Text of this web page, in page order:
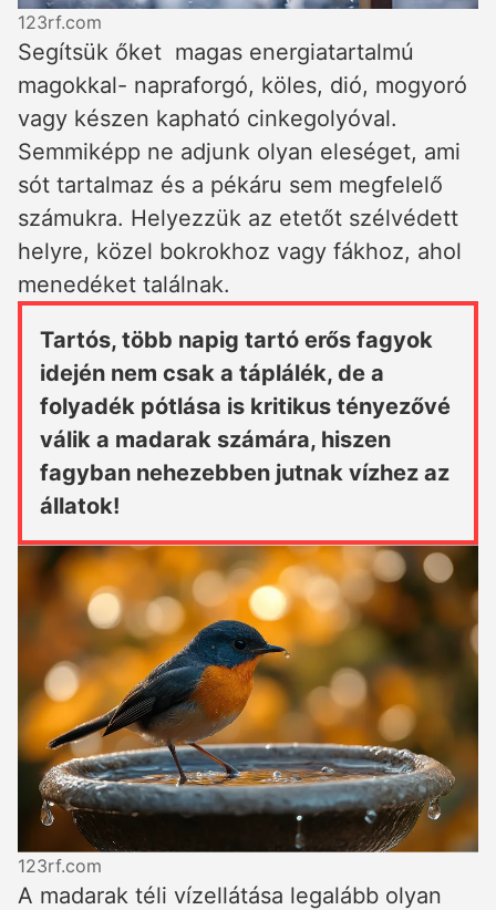
123rf.com
Segítsük őket magas energiatartalmú
magokkal- napraforgó, köles, dió, mogyoró
vagy készen kapható cinkegolyóval.
Semmiképp ne adjunk olyan eleséget, ami
sót tartalmaz és a pékáru sem megfelelő
számukra. Helyezzük az etetőt szélvédett
helyre, közel bokrokhoz vagy fákhoz, ahol
menedéket találnak.
Tartós, több napig tartó erős fagyok
idején nem csak a táplálék, de a
folyadék pótlása is kritikus tényezővé
válik a madarak számára, hiszen
fagyban nehezebben jutnak vízhez az
állatok!
123rf.com
A madarak téli vízellátása legalább olyan